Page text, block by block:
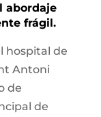
abordaje
frágil.
hospital de
Antoni
de
de